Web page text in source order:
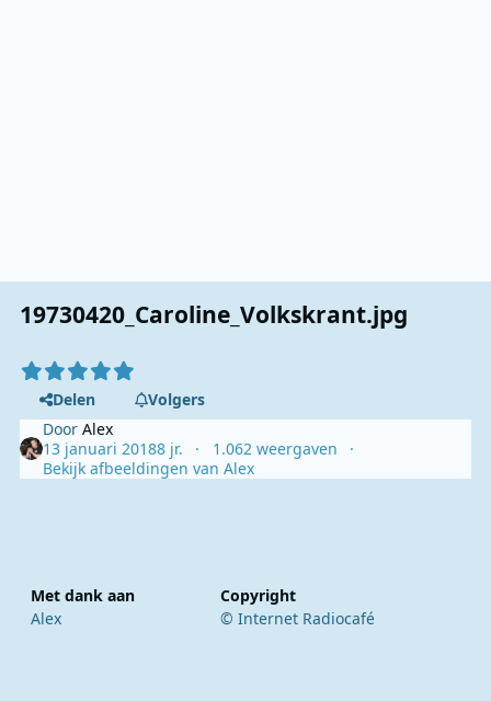
19730420_Caroline_Volkskrant.jpg
Delen
Volgers
DoorAlex
13 januari 20188 jr.
1.062 weergaven
Bekijk afbeeldingen van Alex
Met dank aan
Alex
Copyright
© Internet Radiocafé